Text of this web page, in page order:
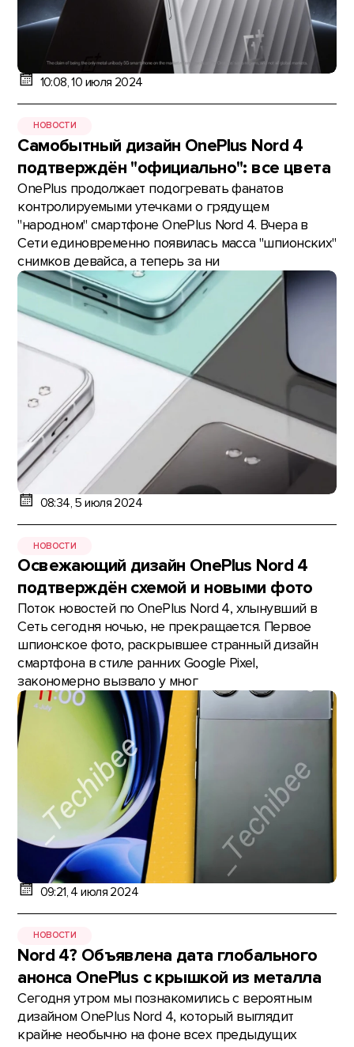
10:08, 10 июля 2024
НОВОСТИ
Самобытный дизайн OnePlus Nord 4
подтверждён "официально": все цвета
OnePlus продолжает подогревать фанатов
контролируемыми утечками о грядущем
"народном" смартфоне OnePlus Nord 4. Вчера в
Сети единовременно появилась масса "шпионских"
снимков девайса, а теперь за ни
08:34, 5 июля 2024
НОВОСТИ
Освежающий дизайн OnePlus Nord 4
подтверждён схемой и новыми фото
Поток новостей по OnePlus Nord 4, хлынувший в
Сеть сегодня ночью, не прекращается. Первое
шпионское фото, раскрывшее странный дизайн
смартфона в стиле ранних Google Pixel,
закономерно вызвало у мног
09:21, 4 июля 2024
НОВОСТИ
Nord 4? Объявлена дата глобального
анонса OnePlus с крышкой из металла
Сегодня утром мы познакомились с вероятным
дизайном OnePlus Nord 4, который выглядит
крайне необычно на фоне всех предыдущих